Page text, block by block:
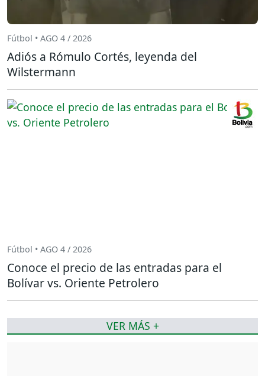
Fútbol • AGO 4 / 2026
Adiós a Rómulo Cortés, leyenda del
Wilstermann
Fútbol • AGO 4 / 2026
Conoce el precio de las entradas para el
Bolívar vs. Oriente Petrolero
VER MÁS +